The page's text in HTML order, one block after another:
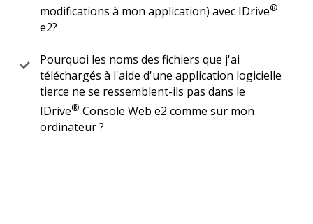
modifications à mon application) avec IDrive®
e2?
Pourquoi les noms des fichiers que j'ai
téléchargés à l'aide d'une application logicielle
tierce ne se ressemblent-ils pas dans le
IDrive® Console Web e2 comme sur mon
ordinateur ?